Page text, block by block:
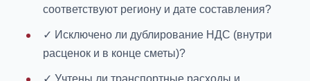
соответствуют региону и дате составления?
✓ Исключено ли дублирование НДС (внутри
расценок и в конце сметы)?